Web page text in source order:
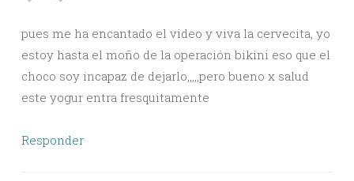
pues me ha encantado el video y viva la cervecita, yo
estoy hasta el moño de la operación bikini eso que el
choco soy incapaz de dejarlo,,,,,pero bueno x salud
este yogur entra fresquitamente
Responder